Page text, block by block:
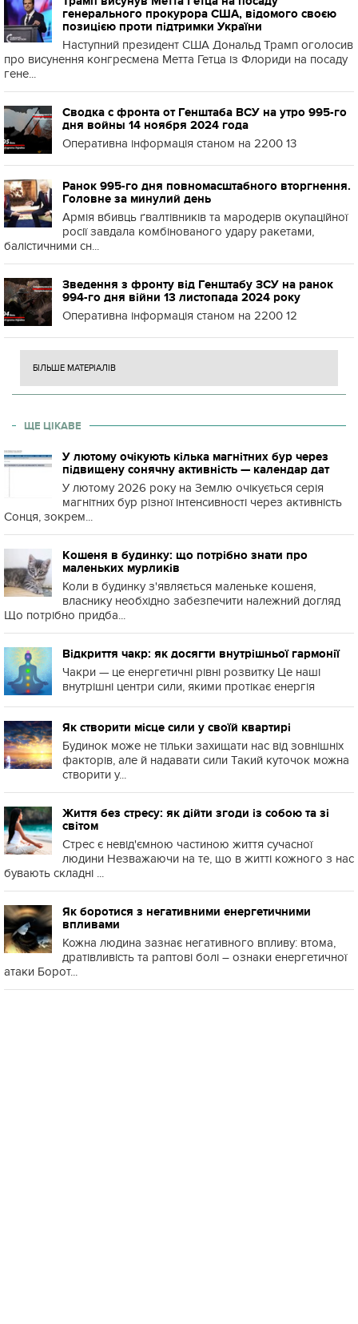
генерального прокурора США, відомого своєю
позицією проти підтримки України
Наступний президент США Дональд Трамп оголосив
про висунення конгресмена Метта Гетца із Флориди на посаду
гене...
Сводка с фронта от Генштаба ВСУ на утро 995-го
дня войны 14 ноября 2024 года
Оперативна інформація станом на 2200 13
Ранок 995-го дня повномасштабного вторгнення.
Головне за минулий день
Армія вбивць ґвалтівників та мародерів окупаційної
росії завдала комбінованого удару ракетами,
балістичними сн...
Зведення з фронту від Генштабу ЗСУ на ранок
994-го дня війни 13 листопада 2024 року
Оперативна інформація станом на 2200 12
БІЛЬШЕ МАТЕРІАЛІВ
ЩЕ ЦІКАВЕ
У лютому очікують кілька магнітних бур через
підвищену сонячну активність — календар дат
У лютому 2026 року на Землю очікується серія
магнітних бур різної інтенсивності через активність
Сонця, зокрем...
Кошеня в будинку: що потрібно знати про
маленьких мурликів
Коли в будинку з'являється маленьке кошеня,
власнику необхідно забезпечити належний догляд
Що потрібно придба...
Відкриття чакр: як досягти внутрішньої гармонії
Чакри — це енергетичні рівні розвитку Це наші
внутрішні центри сили, якими протікає енергія
Як створити місце сили у своїй квартирі
Будинок може не тільки захищати нас від зовнішніх
факторів, але й надавати сили Такий куточок можна
створити у...
Життя без стресу: як дійти згоди із собою та зі
світом
Стрес є невід'ємною частиною життя сучасної
людини Незважаючи на те, що в житті кожного з нас
бувають складні ...
Як боротися з негативними енергетичними
впливами
Кожна людина зазнає негативного впливу: втома,
дратівливість та раптові болі – ознаки енергетичної
атаки Борот...